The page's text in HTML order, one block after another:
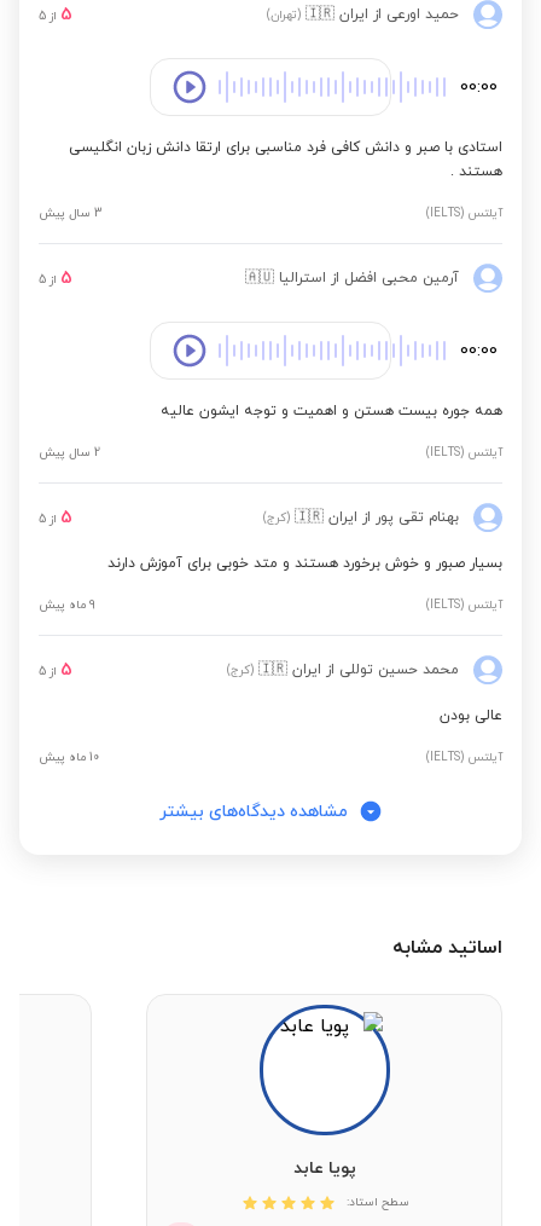
حمید اورعی از ایران 🇮🇷 (تهران) 5 از 5
00:00
استادی با صبر و دانش کافی فرد مناسبی برای ارتقا دانش زبان انگلیسی
هستند .
آیلتس (IELTS) 3 سال پیش
آرمین محبی افضل از استرالیا 🇦🇺
5 از 5
00:00
همه جوره بیست هستن و اهمیت و توجه ایشون عالیه
آیلتس (IELTS) 2 سال پیش
بهنام تقی پور از ایران 🇮🇷 (کرج) 5 از 5
بسیار صبور و خوش برخورد هستند و متد خوبی برای آموزش دارند
آیلتس (IELTS) 9 ماه پیش
محمد حسین توللی از ایران 🇮🇷 (کرج) 5 از 5
عالی بودن
آیلتس (IELTS) 10 ماه پیش
مشاهده دیدگاه‌های بیشتر
اساتید مشابه
پویا عابد
سطح استاد: